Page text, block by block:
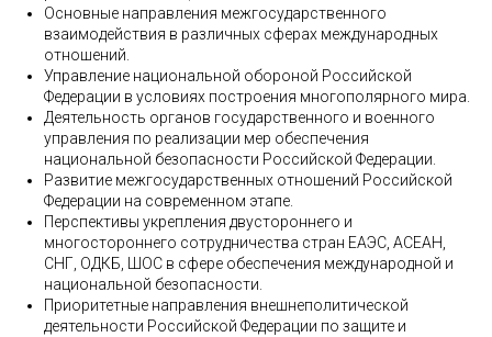
Основные направления межгосударственного
взаимодействия в различных сферах международных
отношений.
Управление национальной обороной Российской
Федерации в условиях построения многополярного мира.
Деятельность органов государственного и военного
управления по реализации мер обеспечения
национальной безопасности Российской Федерации.
Развитие межгосударственных отношений Российской
Федерации на современном этапе.
Перспективы укрепления двустороннего и
многостороннего сотрудничества стран ЕАЭС, АСЕАН,
СНГ, ОДКБ, ШОС в сфере обеспечения международной и
национальной безопасности.
Приоритетные направления внешнеполитической
деятельности Российской Федерации по защите и